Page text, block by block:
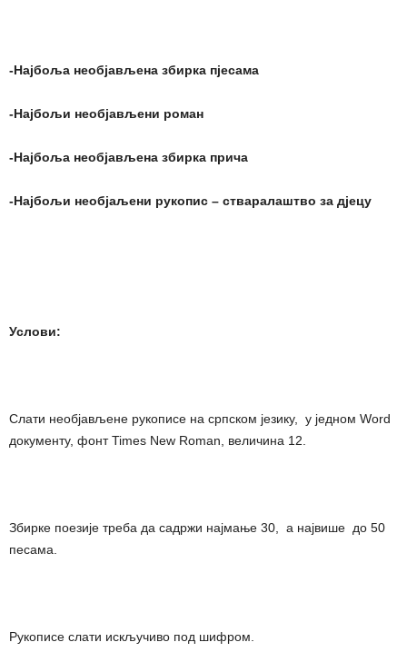
-Најбоља необјављена збирка пјесама
-Најбољи необјављени роман
-Најбоља необјављена збирка прича
-Најбољи необјаљени рукопис – стваралаштво за дјецу
Услови:
Слати необјављене рукописе на српском језику, у једном Word
документу, фонт Times New Roman, величина 12.
Збирке поезије треба да садржи најмање 30, а највише до 50
песама.
Рукописе слати искључиво под шифром.